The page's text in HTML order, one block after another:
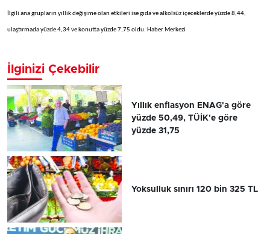
İlgili ana grupların yıllık değişime olan etkileri ise gıda ve alkolsüz içeceklerde yüzde 8,44,
ulaştırmada yüzde 4,34 ve konutta yüzde 7,75 oldu. Haber Merkezi
İlginizi Çekebilir
Yıllık enflasyon ENAG'a göre
yüzde 50,49, TÜİK'e göre
yüzde 31,75
Yoksulluk sınırı 120 bin 325 TL